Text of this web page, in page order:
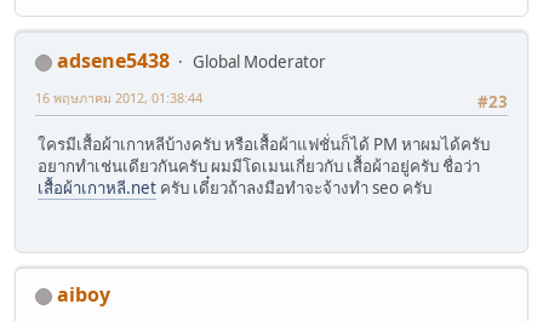
adsene5438
Global Moderator
#23
16 พฤษภาคม 2012, 01:38:44
ใครมีเสื้อผ้าเกาหลีบ้างครับ หรือเสื้อผ้าแฟชั่นก็ได้ PM หาผมได้ครับ
อยากทำเช่นเดียวกันครับ ผมมีโดเมนเกี่ยวกับ เสื้อผ้าอยู่ครับ ชื่อว่า
เสื้อผ้าเกาหลี.net ครับ เดี๋ยวถ้าลงมือทำจะจ้างทำ seo ครับ
aiboy